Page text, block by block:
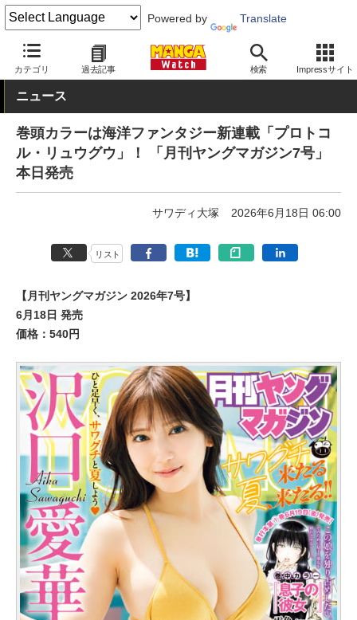
Powered by Translate
カテゴリ 過去記事 検索 Impressサイト
MANGA Watch 雑誌 月刊ヤングマガジン
ニュース
巻頭カラーは海洋ファンタジー新連載「プロトコ
ル・リュウグウ」！ 「月刊ヤングマガジン7号」
本日発売
サワディ大塚 2026年6月18日 06:00
リスト
【月刊ヤングマガジン 2026年7号】
6月18日 発売
価格：540円